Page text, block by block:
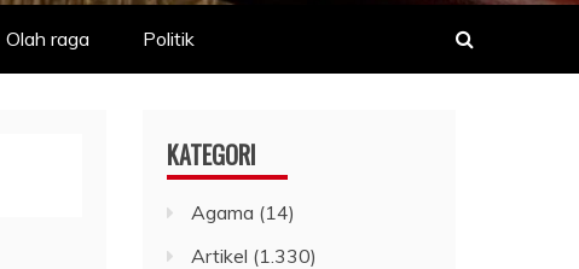
Olah raga Politik
KATEGORI
Agama (14)
Artikel (1.330)